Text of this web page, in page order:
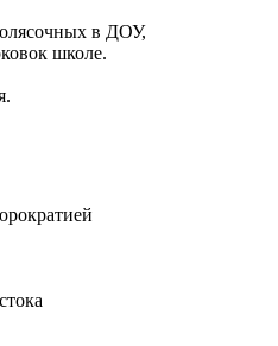
в ДОУ,
школе.
Россия.